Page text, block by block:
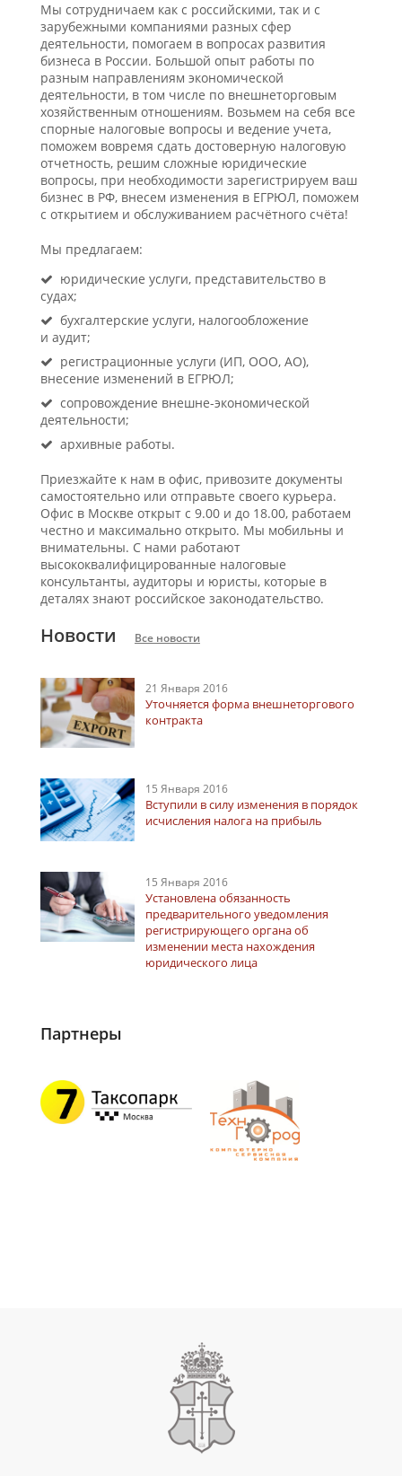
Мы сотрудничаем как с российскими, так и с
зарубежными компаниями разных сфер
деятельности, помогаем в вопросах развития
бизнеса в России. Большой опыт работы по
разным направлениям экономической
деятельности, в том числе по внешнеторговым
хозяйственным отношениям. Возьмем на себя все
спорные налоговые вопросы и ведение учета,
поможем вовремя сдать достоверную налоговую
отчетность, решим сложные юридические
вопросы, при необходимости зарегистрируем ваш
бизнес в РФ, внесем изменения в ЕГРЮЛ, поможем
с открытием и обслуживанием расчётного счёта!
Мы предлагаем:
юридические услуги, представительство в
судах;
бухгалтерские услуги, налогообложение
и аудит;
регистрационные услуги (ИП, ООО, АО),
внесение изменений в ЕГРЮЛ;
сопровождение внешне-экономической
деятельности;
архивные работы.
Приезжайте к нам в офис, привозите документы
самостоятельно или отправьте своего курьера.
Офис в Москве открыт с 9.00 и до 18.00, работаем
честно и максимально открыто. Мы мобильны и
внимательны. С нами работают
высококвалифицированные налоговые
консультанты, аудиторы и юристы, которые в
деталях знают российское законодательство.
Новости Все новости
21 Января 2016
Уточняется форма внешнеторгового
контракта
15 Января 2016
Вступили в силу изменения в порядок
исчисления налога на прибыль
15 Января 2016
Установлена обязанность
предварительного уведомления
регистрирующего органа об
изменении места нахождения
юридического лица
Партнеры